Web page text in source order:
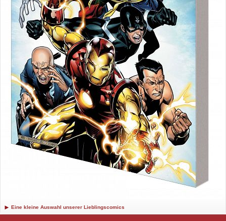
Eine kleine Auswahl unserer Lieblingscomics